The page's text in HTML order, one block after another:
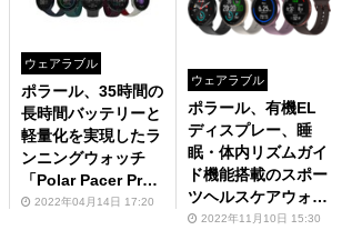
ウェアラブル
ポラール、35時間の
長時間バッテリーと
軽量化を実現したラ
ンニングウォッチ
「Polar Pacer Pr
o」を発表
2022年04月14日 17:20
ウェアラブル
ポラール、有機EL
ディスプレー、睡
眠・体内リズムガイ
ド機能搭載のスポー
ツヘルスケアウォッ
チ 「POLAR IGNIT
2022年11月10日 15:30